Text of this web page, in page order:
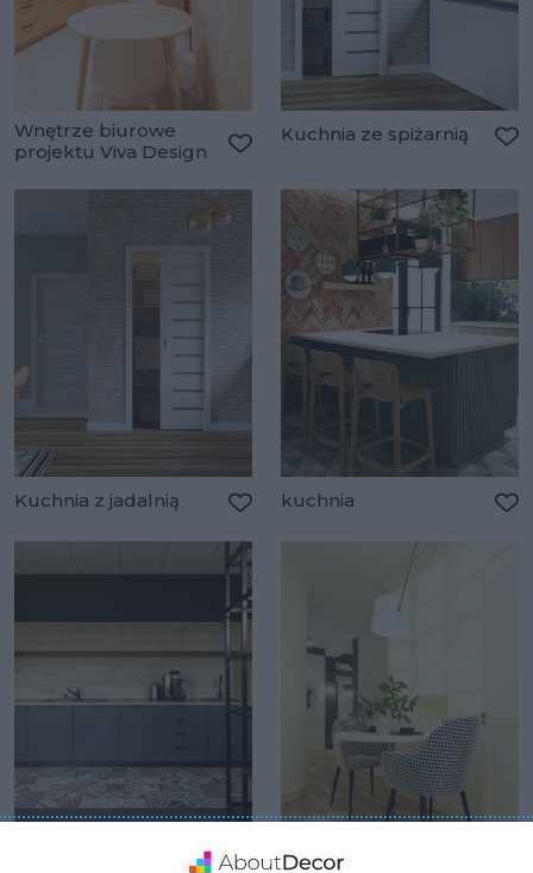
Wnętrze biurowe
projektu Viva Design
Kuchnia ze spiżarnią
Kuchnia z jadalnią kuchnia
Wizualizacja: kuchnia